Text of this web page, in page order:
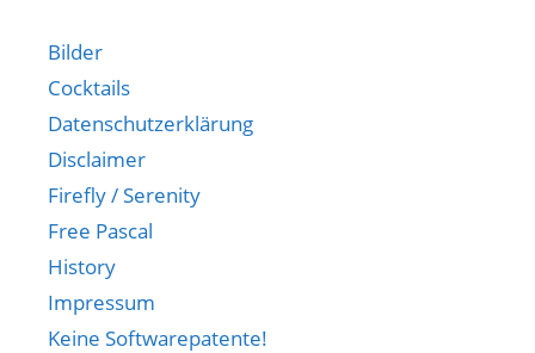
Bilder
Cocktails
Datenschutzerklärung
Disclaimer
Firefly / Serenity
Free Pascal
History
Impressum
Keine Softwarepatente!